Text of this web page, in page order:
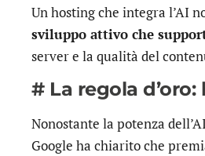
Un hosting che integra l’AI
sviluppo attivo che
server e la qualità del
# La regola
Nonostante la potenza
Google ha chiarito che